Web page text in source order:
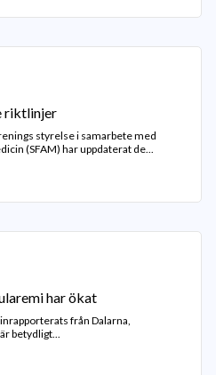
riktlinjer
styrelse i samarbete med
(SFAM) har uppdaterat de...
har ökat
från Dalarna,
betydligt...